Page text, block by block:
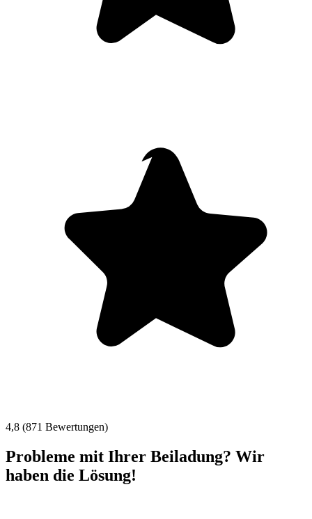
4,8 (871 Bewertungen)
Probleme mit Ihrer Beiladung? Wir
haben die Lösung!